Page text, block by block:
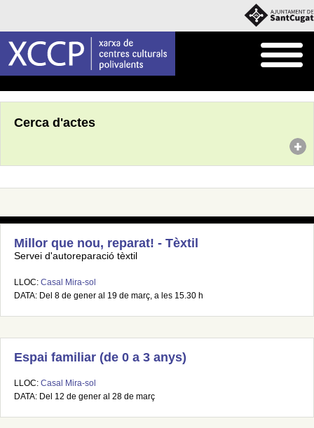
Cerca d'actes
Millor que nou, reparat! - Tèxtil
Servei d'autoreparació tèxtil
LLOC: Casal Mira-sol
DATA: Del 8 de gener al 19 de març, a les 15.30 h
Espai familiar (de 0 a 3 anys)
LLOC: Casal Mira-sol
DATA: Del 12 de gener al 28 de març